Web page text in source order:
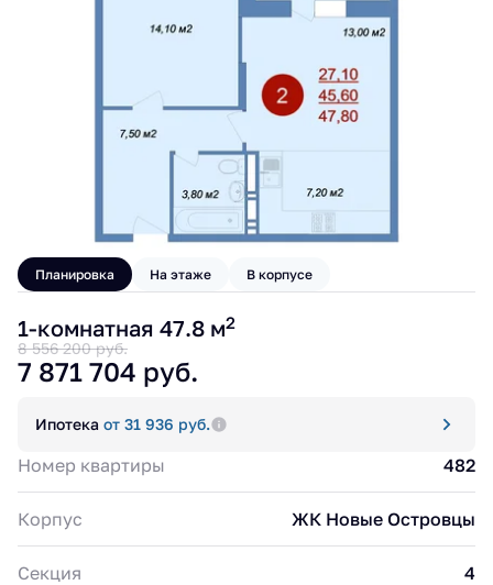
Планировка На этаже В корпусе
1-комнатная 47.8 м2
8 556 200 руб.
7 871 704 руб.
Ипотека от 31 936 руб.
Номер квартиры 482
Корпус ЖК Новые Островцы
Секция 4